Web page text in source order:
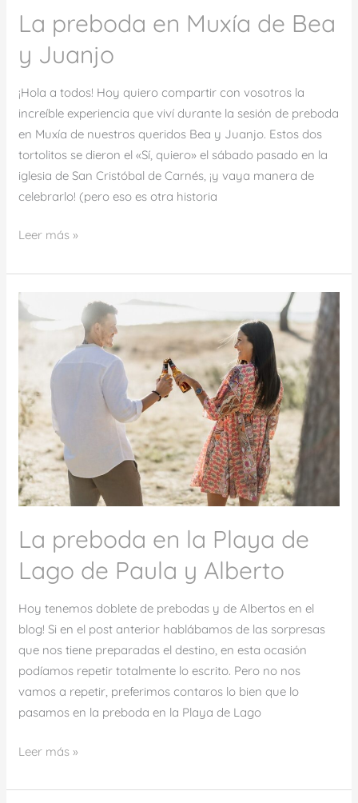
La preboda en Muxía de Bea
y Juanjo
¡Hola a todos! Hoy quiero compartir con vosotros la
increíble experiencia que viví durante la sesión de preboda
en Muxía de nuestros queridos Bea y Juanjo. Estos dos
tortolitos se dieron el «Sí, quiero» el sábado pasado en la
iglesia de San Cristóbal de Carnés, ¡y vaya manera de
celebrarlo! (pero eso es otra historia
Leer más »
La preboda en la Playa de
Lago de Paula y Alberto
Hoy tenemos doblete de prebodas y de Albertos en el
blog! Si en el post anterior hablábamos de las sorpresas
que nos tiene preparadas el destino, en esta ocasión
podíamos repetir totalmente lo escrito. Pero no nos
vamos a repetir, preferimos contaros lo bien que lo
pasamos en la preboda en la Playa de Lago
La
preboda
en
la
Playa
de
Lago
de
Paula
y
Alberto
Leer más »